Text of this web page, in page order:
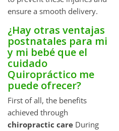
ensure a smooth delivery.
¿Hay otras ventajas
postnatales para mi
y mi bebé que el
cuidado
Quiropráctico me
puede ofrecer?
First of all, the benefits
achieved through
chiropractic care During